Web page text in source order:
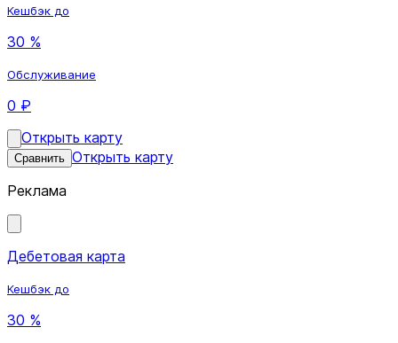
Кешбэк до
30 %
Обслуживание
0 ₽
Открыть карту
Сравнить Открыть карту
Реклама
Дебетовая карта
Кешбэк до
30 %